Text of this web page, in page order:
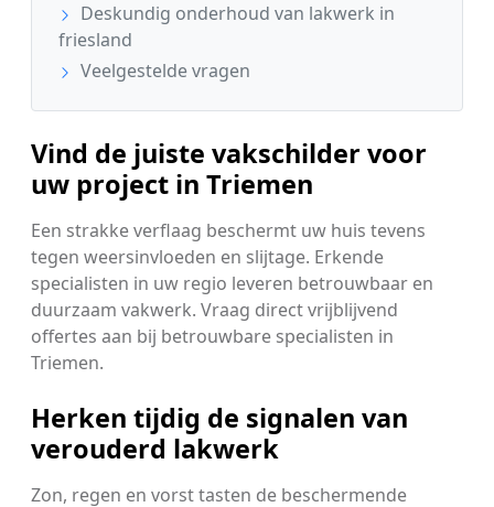
Deskundig onderhoud van lakwerk in
friesland
Veelgestelde vragen
Vind de juiste vakschilder voor
uw project in Triemen
Een strakke verflaag beschermt uw huis tevens
tegen weersinvloeden en slijtage. Erkende
specialisten in uw regio leveren betrouwbaar en
duurzaam vakwerk. Vraag direct vrijblijvend
offertes aan bij betrouwbare specialisten in
Triemen.
Herken tijdig de signalen van
verouderd lakwerk
Zon, regen en vorst tasten de beschermende